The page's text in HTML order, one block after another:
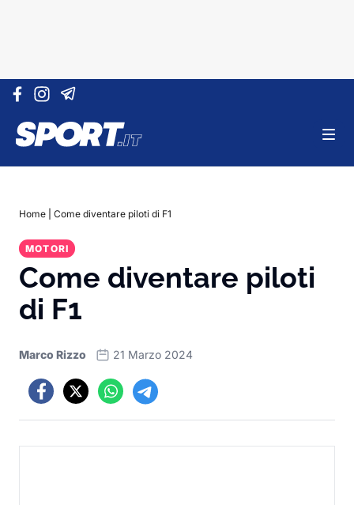
Vai al contenuto
Home Come diventare piloti di F1
MOTORI
Come diventare piloti
di F1
Marco Rizzo 21 Marzo 2024